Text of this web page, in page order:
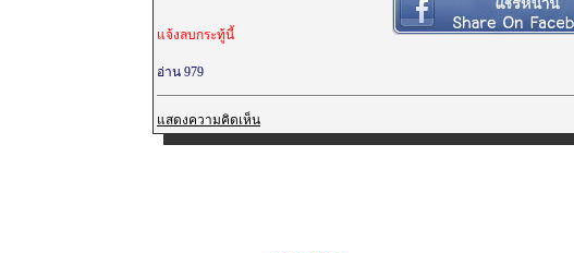
แจ้งลบกระทู้นี้
อ่าน 979
แสดงความคิดเห็น